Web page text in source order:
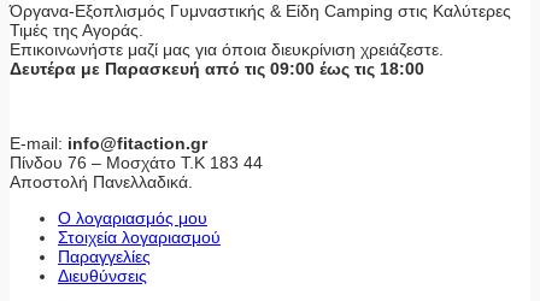
Όργανα-Εξοπλισμός Γυμναστικής & Είδη Camping στις Καλύτερες
Τιμές της Αγοράς.
Επικοινωνήστε μαζί μας για όποια διευκρίνιση χρειάζεστε.
Δευτέρα με Παρασκευή από τις 09:00 έως τις 18:00
E-mail: info@fitaction.gr
Πίνδου 76 – Μοσχάτο Τ.Κ 183 44
Αποστολή Πανελλαδικά.
Ο λογαριασμός μου
Στοιχεία λογαριασμού
Παραγγελίες
Διευθύνσεις